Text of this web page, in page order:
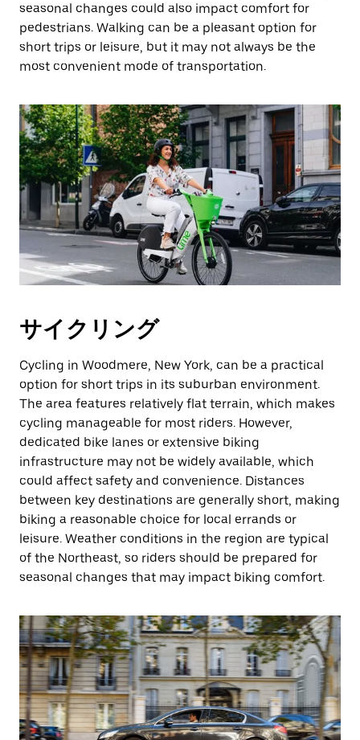
じ
ま
す。
seasonal changes could also impact comfort for
pedestrians. Walking can be a pleasant option for
short trips or leisure, but it may not always be the
most convenient mode of transportation.
サイクリング
Cycling in Woodmere, New York, can be a practical
option for short trips in its suburban environment.
The area features relatively flat terrain, which makes
cycling manageable for most riders. However,
dedicated bike lanes or extensive biking
infrastructure may not be widely available, which
could affect safety and convenience. Distances
between key destinations are generally short, making
biking a reasonable choice for local errands or
leisure. Weather conditions in the region are typical
of the Northeast, so riders should be prepared for
seasonal changes that may impact biking comfort.